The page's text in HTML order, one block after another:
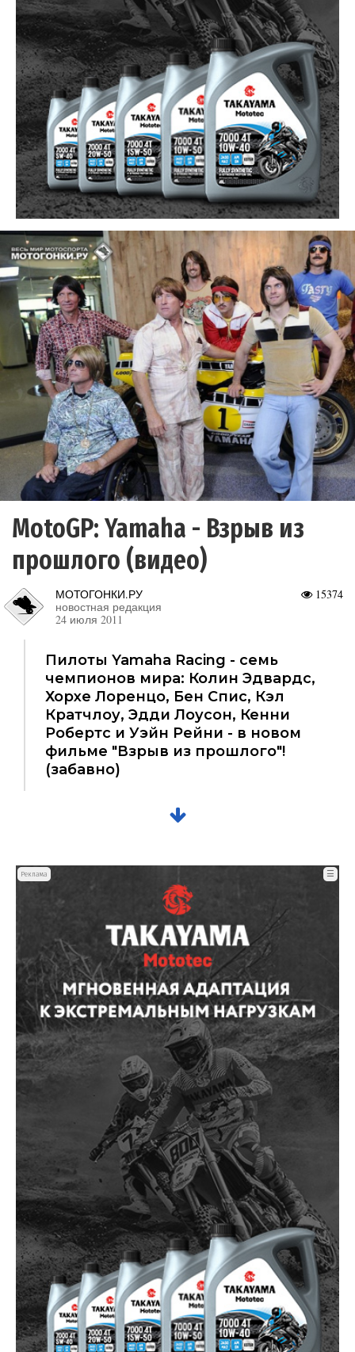
MotoGP: Yamaha - Взрыв из
прошлого (видео)
15374
МОТОГОНКИ.РУ
новостная редакция
24 июля 2011
Пилоты Yamaha Racing - семь
чемпионов мира: Колин Эдвардс,
Хорхе Лоренцо, Бен Спис, Кэл
Кратчлоу, Эдди Лоусон, Кенни
Робертс и Уэйн Рейни - в новом
фильме "Взрыв из прошлого"!
(забавно)
Реклама ☰